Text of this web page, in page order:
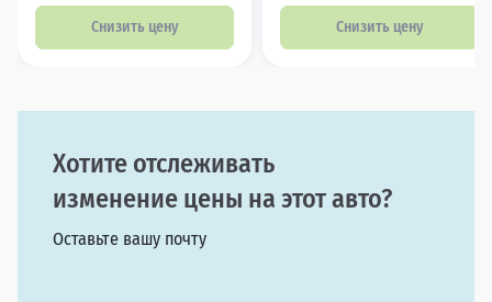
Снизить цену Снизить цену
Хотите отслеживать
изменение цены на этот авто?
Оставьте вашу почту